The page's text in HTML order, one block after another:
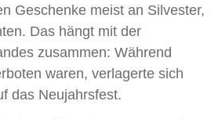
Geschenke meist an Silvester,
Das hängt mit der
zusammen: Während
waren, verlagerte sich
das Neujahrsfest.